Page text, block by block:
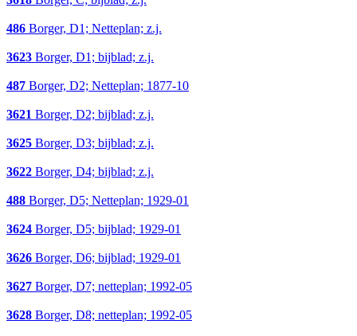
486 Borger, D1; Netteplan; z.j.
3623 Borger, D1; bijblad; z.j.
487 Borger, D2; Netteplan; 1877-10
3621 Borger, D2; bijblad; z.j.
3625 Borger, D3; bijblad; z.j.
3622 Borger, D4; bijblad; z.j.
488 Borger, D5; Netteplan; 1929-01
3624 Borger, D5; bijblad; 1929-01
3626 Borger, D6; bijblad; 1929-01
3627 Borger, D7; netteplan; 1992-05
3628 Borger, D8; netteplan; 1992-05